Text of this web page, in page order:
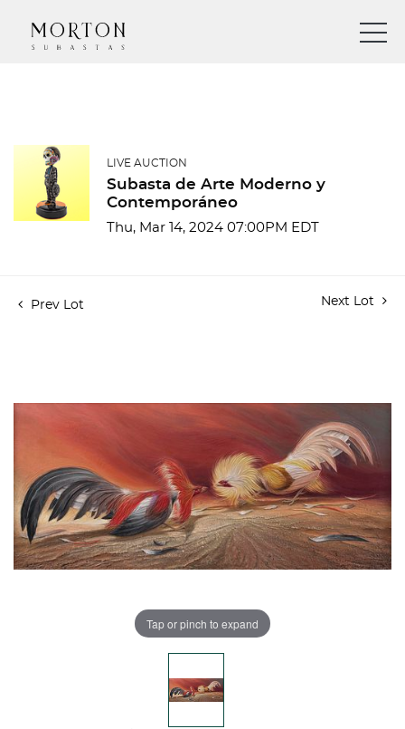
LIVE AUCTION
Subasta de Arte Moderno y
Contemporáneo
Thu, Mar 14, 2024 07:00PM EDT
Prev Lot Next Lot
Tap or pinch to expand